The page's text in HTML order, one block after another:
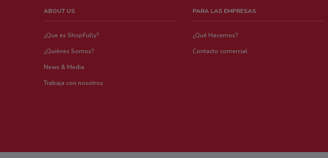
ABOUT US
¿Que es ShopFully?
¿Quiénes Somos?
News & Media
Trabaja con nosotros
PARA LAS EMPRESAS
¿Qué Hacemos?
Contacto comercial